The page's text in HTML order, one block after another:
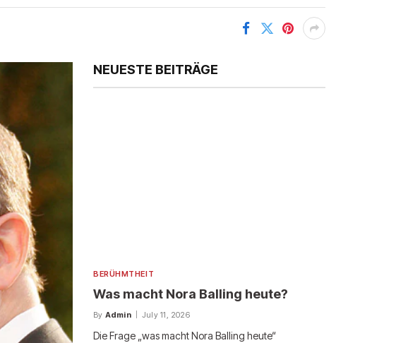
NEUESTE BEITRÄGE
BERÜHMTHEIT
Was macht Nora Balling heute?
By Admin July 11, 2026
Die Frage „was macht Nora Balling heute“